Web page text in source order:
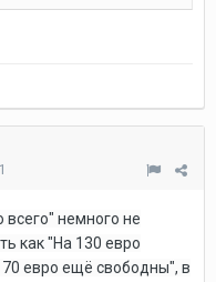
немного не
как "На 130 евро
евро ещё свободны", в